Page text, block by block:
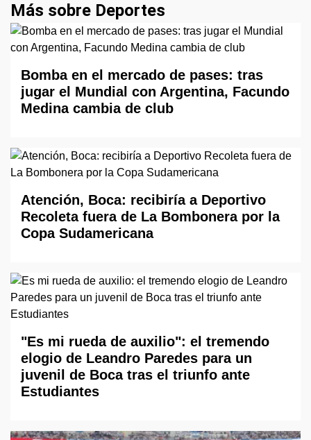
Más sobre Deportes
Bomba en el mercado de pases: tras
jugar el Mundial con Argentina, Facundo
Medina cambia de club
Atención, Boca: recibiría a Deportivo
Recoleta fuera de La Bombonera por la
Copa Sudamericana
"Es mi rueda de auxilio": el tremendo
elogio de Leandro Paredes para un
juvenil de Boca tras el triunfo ante
Estudiantes